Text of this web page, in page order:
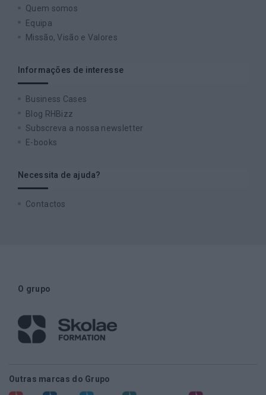
Quem somos
Equipa
Missão, Visão e Valores
Informações de interesse
Business Cases
Blog RHBizz
Subscreva a nossa newsletter
E-books
Necessita de ajuda?
Contactos
O grupo
Outras marcas do Grupo